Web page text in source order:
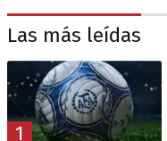
Las más leídas
1